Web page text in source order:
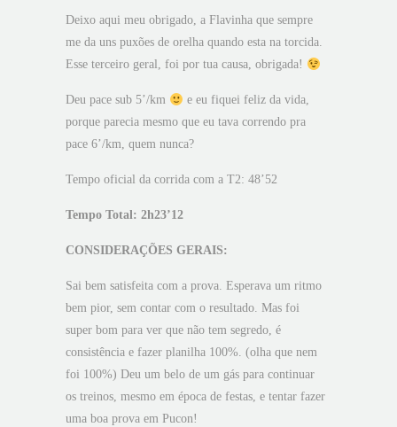
Deixo aqui meu obrigado, a Flavinha que sempre
me da uns puxões de orelha quando esta na torcida.
Esse terceiro geral, foi por tua causa, obrigada!
Deu pace sub 5’/km
e eu fiquei feliz da vida,
porque parecia mesmo que eu tava correndo pra
pace 6’/km, quem nunca?
Tempo oficial da corrida com a T2: 48’52
Tempo Total: 2h23’12
CONSIDERAÇÕES GERAIS:
Sai bem satisfeita com a prova. Esperava um ritmo
bem pior, sem contar com o resultado. Mas foi
super bom para ver que não tem segredo, é
consistência e fazer planilha 100%. (olha que nem
foi 100%) Deu um belo de um gás para continuar
os treinos, mesmo em época de festas, e tentar fazer
uma boa prova em Pucon!